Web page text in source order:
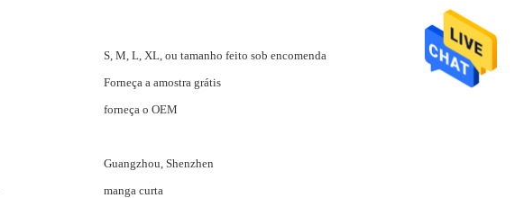
S, M, L, XL, ou tamanho feito sob encomenda
Forneça a amostra grátis
forneça o OEM
Guangzhou, Shenzhen
manga curta